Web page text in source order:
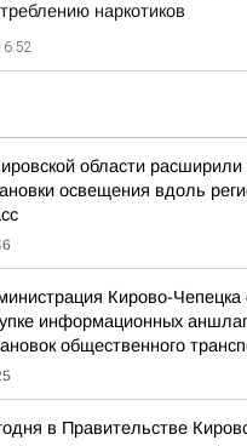
наркотиков
области расширили
освещения вдоль
Кирово-Чепецка
информационных
общественного
в Правительстве